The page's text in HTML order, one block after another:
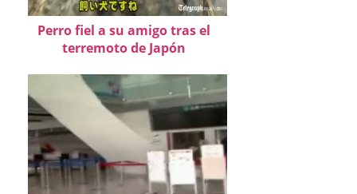
Perro fiel a su amigo tras el
terremoto de Japón